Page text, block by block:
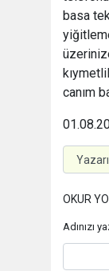
basa
canım
OKUR
Adınızı